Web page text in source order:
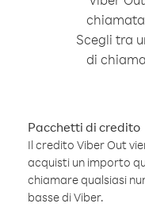
Scegli tra
di
Pacchetti di credito
Il credito Viber Out
acquisti un importo
chiamare qualsiasi
basse di Viber.